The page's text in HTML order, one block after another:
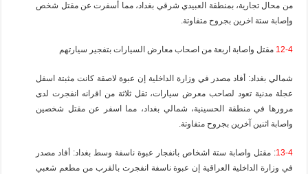
من محال تجارية، بمنطقة العبيدي شرقي بغداد، مما أسفرت عن مقتل شخص
وإصابة ستة اخرين بجروح متفاوتة.
12-4 مقتل واصابة اربعة من اصحاب معارض السيارات بتفجير سيارتهم
شمالي بغداد: أفاد مصدر في وزارة الداخلية إن عبوة لاصقة كانت مثبتة اسفل
عجلة مدنية تعود لصاحب معرض سيارات، تقل ثلاثة من اقرانه انفجرت لدى
مرورها في منطقة الحسينية، شمالي بغداد، مما اسفر عن مقتل شخصين
واصابة اثنين آخرين بجروح متفاوتة.
13-4: مقتل واصابة ستة اشخاص بانفجار عبوة ناسفة وسط بغداد: أفاد مصدر
في وزارة الداخلية العراقية إن عبوة ناسفة انفجرت بالقرب من مطعم شعبي